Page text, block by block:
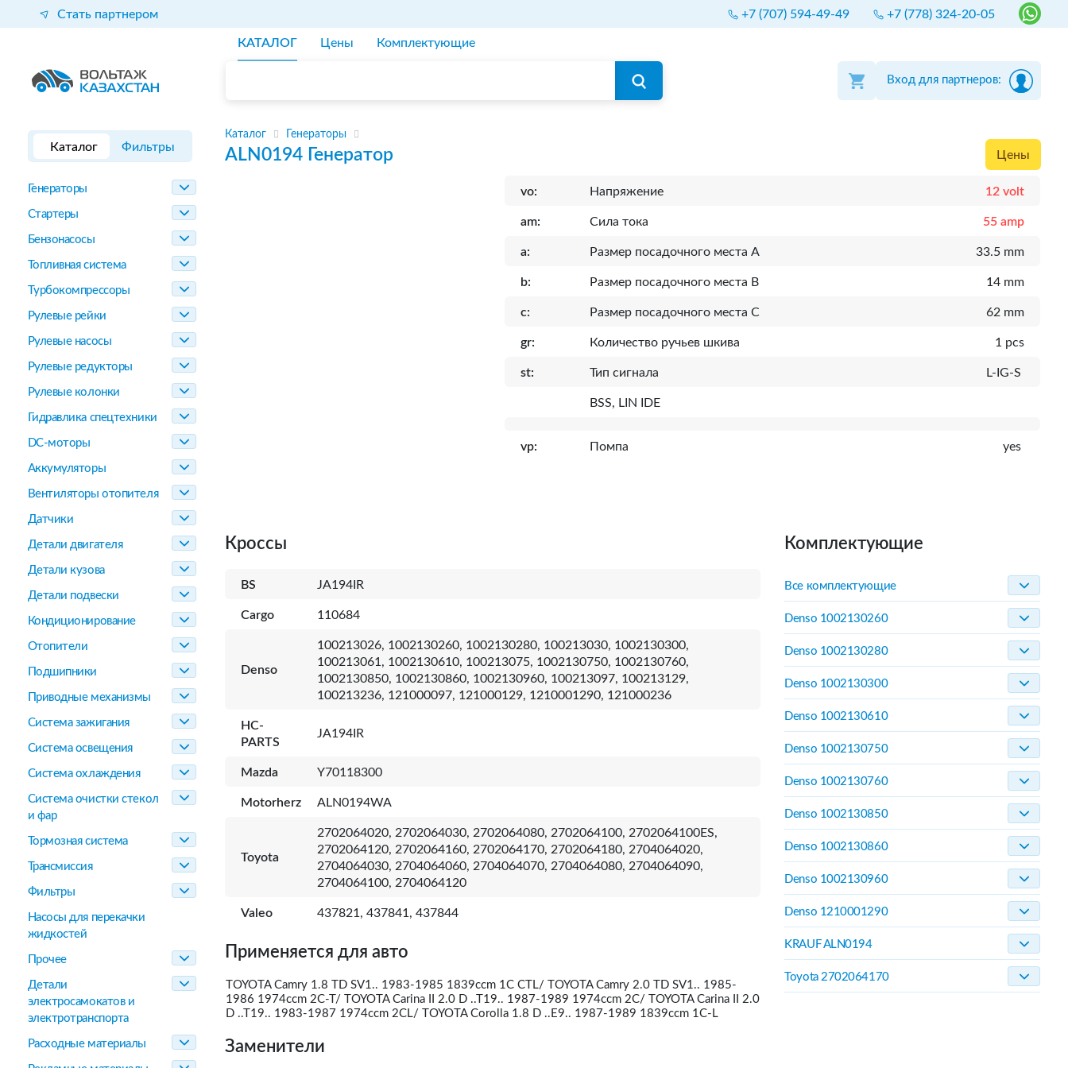
Стать партнером +7 (707) 594-49-49 +7 (778) 324-20-05
КАТАЛОГ Цены Комплектующие
Вход для партнеров:
Каталог Фильтры
Генераторы
Стартеры
Бензонасосы
Топливная система
Турбокомпрессоры
Рулевые рейки
Рулевые насосы
Рулевые редукторы
Рулевые колонки
Гидравлика спецтехники
DC-моторы
Аккумуляторы
Вентиляторы отопителя
Датчики
Детали двигателя
Детали кузова
Детали подвески
Кондиционирование
Отопители
Подшипники
Приводные механизмы
Система зажигания
Система освещения
Система охлаждения
Система очистки стекол
и фар
Тормозная система
Трансмиссия
Фильтры
Насосы для перекачки
жидкостей
Прочее
Детали
электросамокатов и
электротранспорта
Расходные материалы
Каталог Генераторы
ALN0194 Генератор Цены
vo: Напряжение 12 volt
am: Сила тока 55 amp
a: Размер посадочного места A 33.5 mm
b: Размер посадочного места B 14 mm
c: Размер посадочного места C 62 mm
gr: Количество ручьев шкива 1 pcs
st: Тип сигнала L-IG-S
BSS, LIN IDE
vp: Помпа yes
Кроссы
BS JA194IR
Cargo 110684
Denso
100213026, 1002130260, 1002130280, 100213030, 1002130300,
100213061, 1002130610, 100213075, 1002130750, 1002130760,
1002130850, 1002130860, 1002130960, 100213097, 100213129,
100213236, 121000097, 121000129, 1210001290, 121000236
HC-
PARTS
JA194IR
Mazda Y70118300
Motorherz ALN0194WA
Toyota
2702064020, 2702064030, 2702064080, 2702064100, 2702064100ES,
2702064120, 2702064160, 2702064170, 2702064180, 2704064020,
2704064030, 2704064060, 2704064070, 2704064080, 2704064090,
2704064100, 2704064120
Valeo 437821, 437841, 437844
Применяется для авто
TOYOTA Camry 1.8 TD SV1.. 1983-1985 1839ccm 1C CTL/ TOYOTA Camry 2.0 TD SV1.. 1985-
1986 1974ccm 2C-T/ TOYOTA Carina II 2.0 D ..T19.. 1987-1989 1974ccm 2C/ TOYOTA Carina II 2.0
D ..T19.. 1983-1987 1974ccm 2CL/ TOYOTA Corolla 1.8 D ..E9.. 1987-1989 1839ccm 1C-L
Заменители
Комплектующие
Все комплектующие
Denso 1002130260
Denso 1002130280
Denso 1002130300
Denso 1002130610
Denso 1002130750
Denso 1002130760
Denso 1002130850
Denso 1002130860
Denso 1002130960
Denso 1210001290
KRAUF ALN0194
Toyota 2702064170